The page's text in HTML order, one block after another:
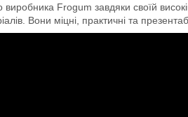
виробника Frogum завдяки своїй
Вони міцні, практичні та